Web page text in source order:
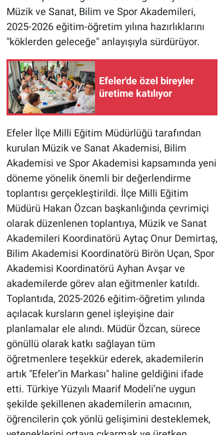
Müzik ve Sanat, Bilim ve Spor Akademileri,
2025-2026 eğitim-öğretim yılına hazırlıklarını
"köklerden geleceğe" anlayışıyla sürdürüyor.
Efeler'de özel bireyler
üretime katılıyor
Efeler İlçe Milli Eğitim Müdürlüğü tarafından
kurulan Müzik ve Sanat Akademisi, Bilim
Akademisi ve Spor Akademisi kapsamında yeni
döneme yönelik önemli bir değerlendirme
toplantısı gerçekleştirildi. İlçe Milli Eğitim
Müdürü Hakan Özcan başkanlığında çevrimiçi
olarak düzenlenen toplantıya, Müzik ve Sanat
Akademileri Koordinatörü Aytaç Onur Demirtaş,
Bilim Akademisi Koordinatörü Birön Uçan, Spor
Akademisi Koordinatörü Ayhan Avşar ve
akademilerde görev alan eğitmenler katıldı.
Toplantıda, 2025-2026 eğitim-öğretim yılında
açılacak kursların genel işleyişine dair
planlamalar ele alındı. Müdür Özcan, sürece
gönüllü olarak katkı sağlayan tüm
öğretmenlere teşekkür ederek, akademilerin
artık "Efeler’in Markası" haline geldiğini ifade
etti. Türkiye Yüzyılı Maarif Modeli’ne uygun
şekilde şekillenen akademilerin amacının,
öğrencilerin çok yönlü gelişimini desteklemek,